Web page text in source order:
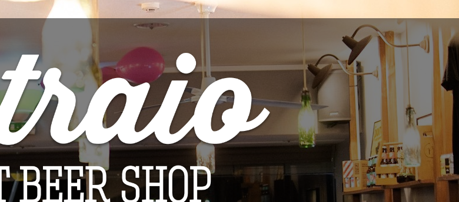
Marca
Referência 3929
Ficha informativa
Estilo IPA - Double New England / Hazy
ABV 7,5%
Tamanho Lata 44cl
Colaboração Neon Raptor Brewing Co.